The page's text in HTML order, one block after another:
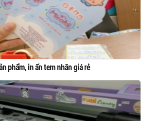
phẩm, in ấn tem nhãn giá rẻ